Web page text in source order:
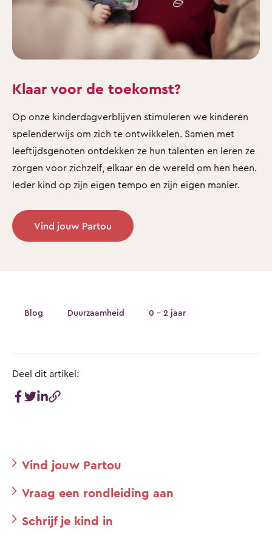
Klaar voor de toekomst?
Op onze kinderdagverblijven stimuleren we kinderen
spelenderwijs om zich te ontwikkelen. Samen met
leeftijdsgenoten ontdekken ze hun talenten en leren ze
zorgen voor zichzelf, elkaar en de wereld om hen heen.
Ieder kind op zijn eigen tempo en zijn eigen manier.
Vind jouw Partou
Blog Duurzaamheid 0 - 2 jaar
Deel dit artikel:
Vind jouw Partou
Vraag een rondleiding aan
Schrijf je kind in